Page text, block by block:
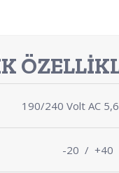
190/240 Volt AC
-20 / +40